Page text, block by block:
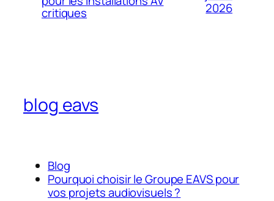
critiques
2026
blog eavs
Blog
Pourquoi choisir le Groupe EAVS pour
vos projets audiovisuels ?